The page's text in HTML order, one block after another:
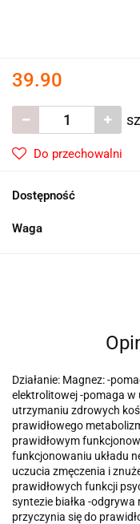
39.90
Do przechowalni
Dostępność
Waga
Działanie: Magnez:-
elektrolitowej-pomaga w
utrzymaniu zdrowych
prawidłowego
prawidłowym
funkcjonowaniu układu
uczucia zmęczenia i
prawidłowych funkcji
syntezie białka -odgrywa
przyczynia się do